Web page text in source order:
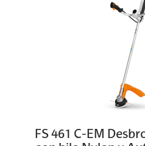
FS 461 C-EM